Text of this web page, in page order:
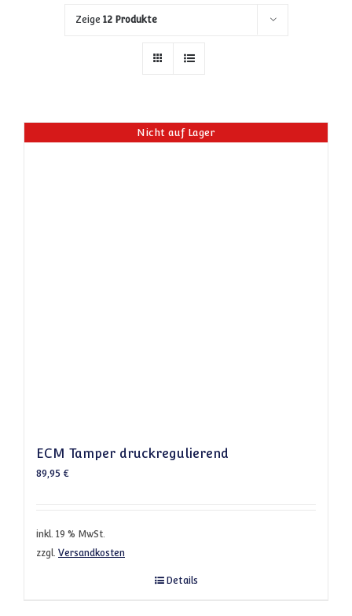
Zeige 12 Produkte
Nicht auf Lager
ECM Tamper druckregulierend
89,95 €
inkl. 19 % MwSt.
zzgl. Versandkosten
Details